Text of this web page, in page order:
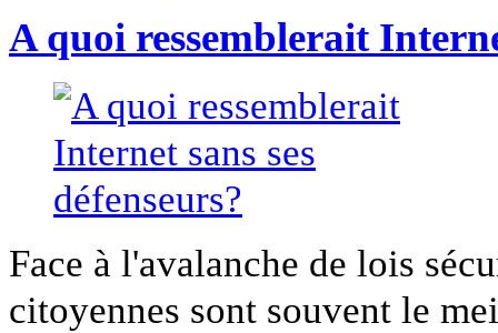
A quoi ressemblerait
Face à l'avalanche de lois
citoyennes sont souvent le